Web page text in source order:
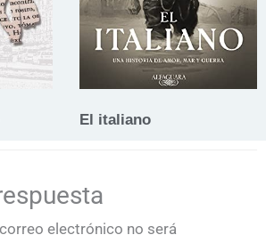
El italiano
electrónico no será